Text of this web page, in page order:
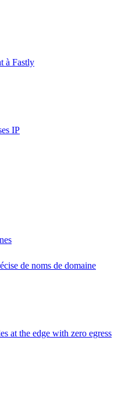
à Fastly
IP
de noms de domaine
at the edge with zero egress